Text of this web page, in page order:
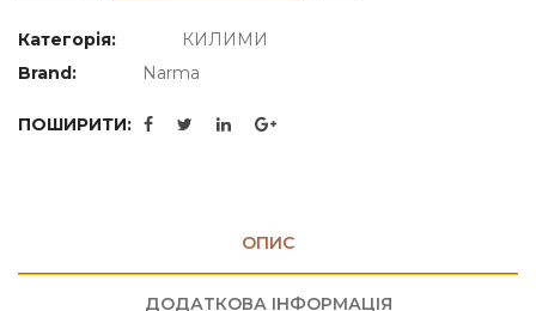
Категорія:
КИЛИМИ
Brand:
Narma
ПОШИРИТИ:
ОПИС
ДОДАТКОВА ІНФОРМАЦІЯ